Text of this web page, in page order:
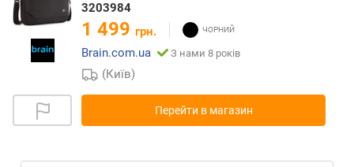
3203984
1 499 грн.
Brain.com.ua
З нами 8 років
(Київ)
Перейти в магазин